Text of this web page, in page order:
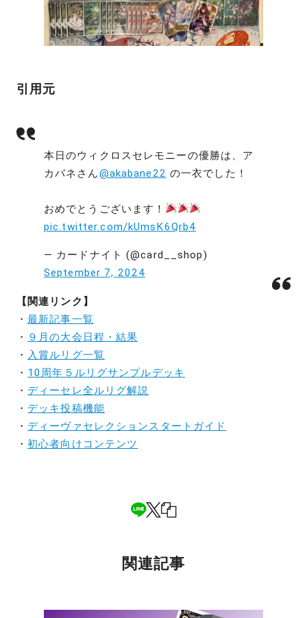
引用元
本日のウィクロスセレモニーの優勝は、ア
カバネさん@akabane22 の一衣でした！
おめでとうございます！
pic.twitter.com/kUmsK6Qrb4
— カードナイト (@card__shop)
September 7, 2024
【関連リンク】
・最新記事一覧
・ ９月の大会日程・結果
・ 入賞ルリグ一覧
・ 10周年５ルリグサンプルデッキ
・ ディーセレ全ルリグ解説
・ デッキ投稿機能
・ ディーヴァセレクションスタートガイド
・初心者向けコンテンツ
関連記事